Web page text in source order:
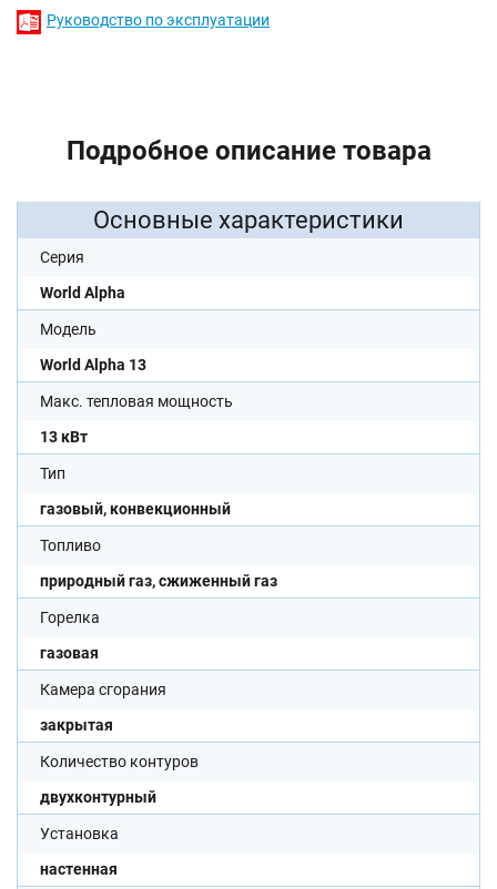
Руководство по эксплуатации
Подробное описание товара
Основные характеристики
Серия
World Alpha
Модель
World Alpha 13
Макс. тепловая мощность
13 кВт
Тип
газовый, конвекционный
Топливо
природный газ, сжиженный газ
Горелка
газовая
Камера сгорания
закрытая
Количество контуров
двухконтурный
Установка
настенная